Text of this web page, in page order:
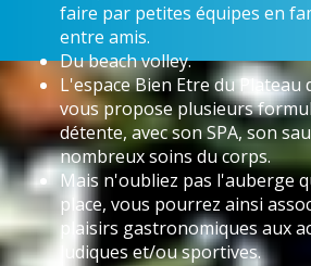
faire par petites équipes en
entre amis.
Du beach volley.
L'espace Bien Etre du Plateau
vous propose plusieurs
détente, avec son SPA, son
nombreux soins du corps.
Mais n'oubliez pas l'auberge
place, vous pourrez ainsi
plaisirs gastronomiques aux
ludiques et/ou sportives.